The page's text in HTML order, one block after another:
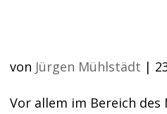
von Jürgen Mühlstädt |
Vor allem im Bereich des